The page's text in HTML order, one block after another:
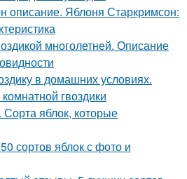
описание. Яблоня Старкримсон:
многолетней. Описание
в домашних условиях.
гвоздики
яблок, которые
сортов яблок с фото и